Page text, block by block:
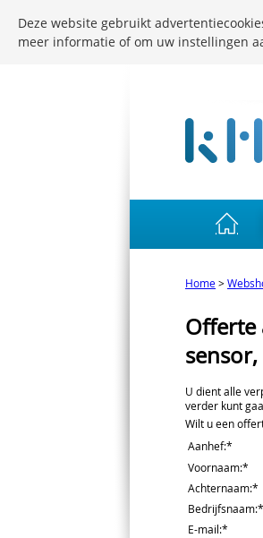
Home>
Offerte
U dient alle
verder kunt
Wilt u een
Aanhef:*
Voornaam:*
Achternaam:*
Bedrijfsnaam:*
E-mail:*
Deze website gebruikt
meer informatie of om uw instellingen